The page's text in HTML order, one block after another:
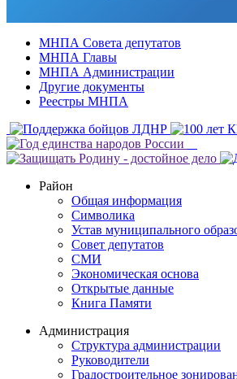
МНПА Совета депутатов
МНПА Главы
МНПА Администрации
Другие документы
Реестры МНПА
Район
Общая информация
Символика
Устав муниципального
Совет депутатов
СМИ
Экономическая основа
Открытые данные
Книга Памяти
Администрация
Структура администрации
Руководители
Градостроительное